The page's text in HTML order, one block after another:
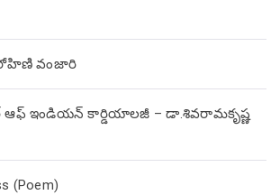
వంజారి
ఇండియన్ కార్డియాలజీ – డా.శివరామకృష్ణ
(Poem)